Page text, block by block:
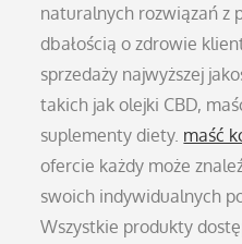
naturalnych rozwiązań z
dbałością o zdrowie
sprzedaży najwyższej
takich jak olejki CBD,
suplementy diety. maść
ofercie każdy może
swoich indywidualnych
Wszystkie produkty